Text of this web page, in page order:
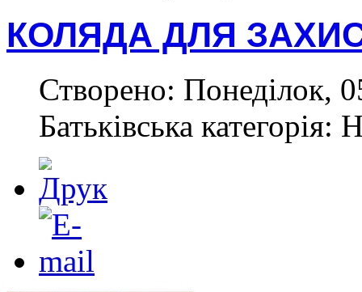
КОЛЯДА ДЛЯ
Створено: Понеділок,
Батьківська категорія: